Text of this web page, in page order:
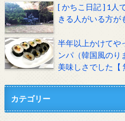
[ かちこ日記 ] 1人
きる人がいる方が
半年以上かけてや
ンパ（韓国風のり
美味しさでした【
カテゴリー